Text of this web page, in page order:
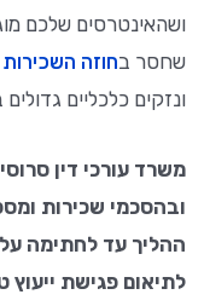
ושהאינטרסים שלכם
שחסר בחוזה השכירות
ונזקים כלכליים
משרד עורכי דין
ובהסכמי שכירות
ההליך עד לחתימה
לתיאום פגישת ייעוץ